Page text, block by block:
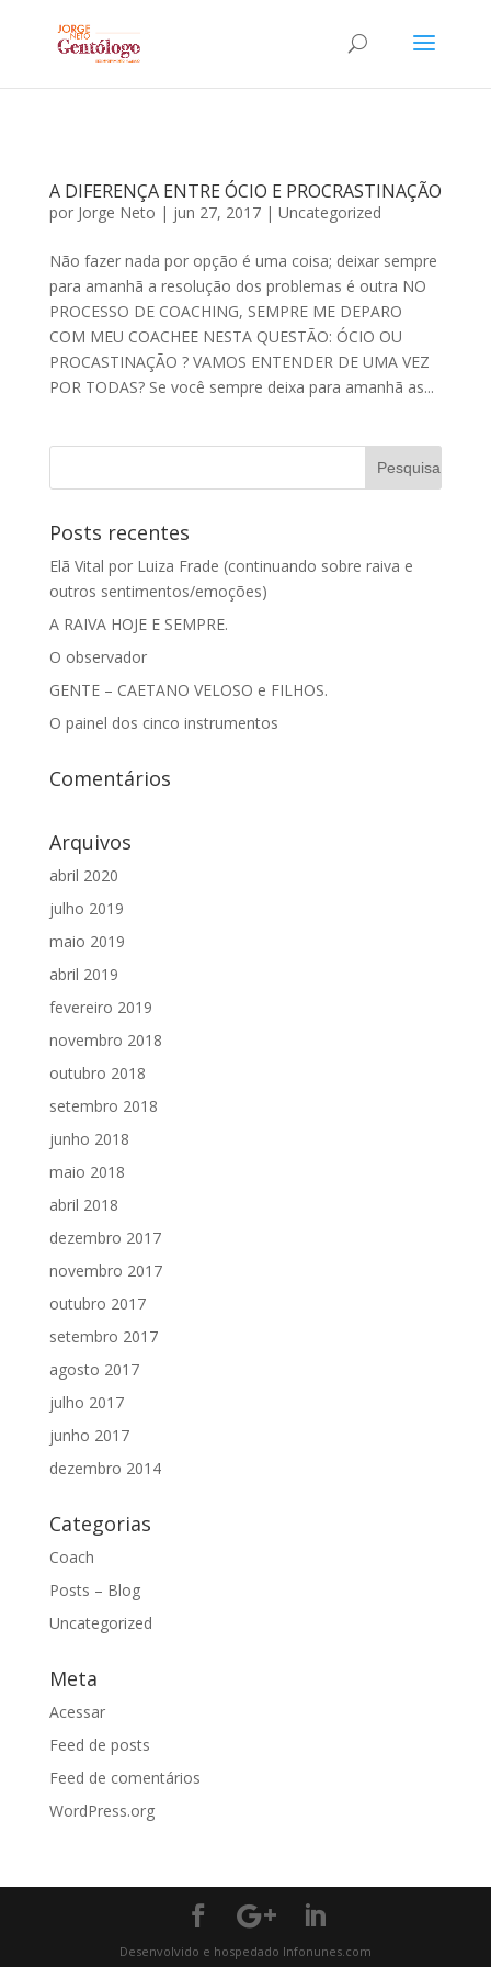
A DIFERENÇA ENTRE ÓCIO E PROCRASTINAÇÃO
por Jorge Neto | jun 27, 2017| Uncategorized
Não fazer nada por opção é uma coisa; deixar sempre
para amanhã a resolução dos problemas é outra NO
PROCESSO DE COACHING, SEMPRE ME DEPARO
COM MEU COACHEE NESTA QUESTÃO: ÓCIO OU
PROCASTINAÇÃO ? VAMOS ENTENDER DE UMA VEZ
POR TODAS? Se você sempre deixa para amanhã as...
Posts recentes
Elã Vital por Luiza Frade (continuando sobre raiva e
outros sentimentos/emoções)
A RAIVA HOJE E SEMPRE.
O observador
GENTE – CAETANO VELOSO e FILHOS.
O painel dos cinco instrumentos
Comentários
Arquivos
abril 2020
julho 2019
maio 2019
abril 2019
fevereiro 2019
novembro 2018
outubro 2018
setembro 2018
junho 2018
maio 2018
abril 2018
dezembro 2017
novembro 2017
outubro 2017
setembro 2017
agosto 2017
julho 2017
junho 2017
dezembro 2014
Categorias
Coach
Posts – Blog
Uncategorized
Meta
Acessar
Feed de posts
Feed de comentários
WordPress.org
Desenvolvido e hospedado Infonunes.com